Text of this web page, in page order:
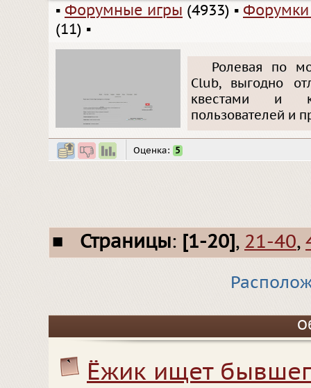
▪ Форумные игры (4933) ▪
(11) ▪
Ролевая по
Club, выгодно
квестами и
пользователей и
Оценка: 5
■ Страницы: [1-20], 21-40,
Ёжик ищет